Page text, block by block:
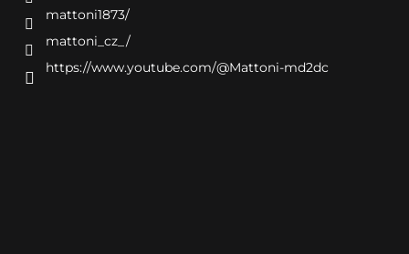
mattoni1873/
mattoni_cz_/
https://www.youtube.com/@Mattoni-md2dc